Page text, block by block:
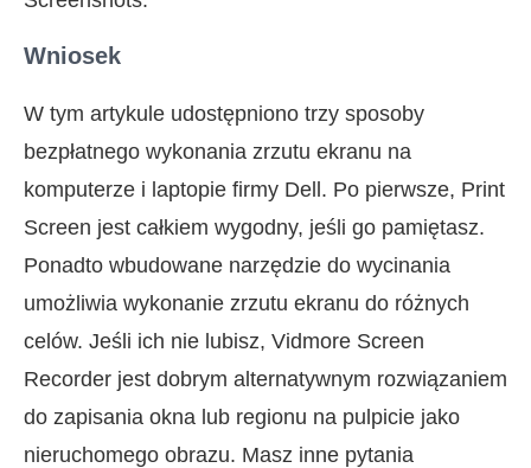
Wniosek
W tym artykule udostępniono trzy sposoby
bezpłatnego wykonania zrzutu ekranu na
komputerze i laptopie firmy Dell. Po pierwsze, Print
Screen jest całkiem wygodny, jeśli go pamiętasz.
Ponadto wbudowane narzędzie do wycinania
umożliwia wykonanie zrzutu ekranu do różnych
celów. Jeśli ich nie lubisz, Vidmore Screen
Recorder jest dobrym alternatywnym rozwiązaniem
do zapisania okna lub regionu na pulpicie jako
nieruchomego obrazu. Masz inne pytania